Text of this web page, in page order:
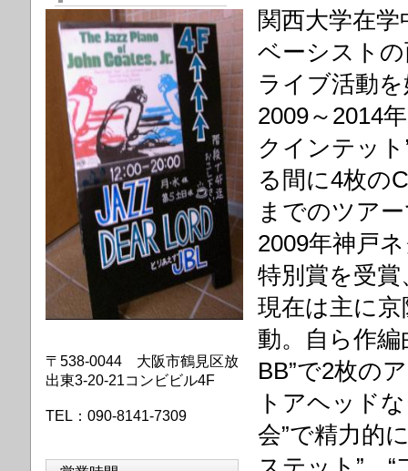
関西大学在
ベーシスト
ライブ活動
2009～2014
クインテッ
る間に4枚の
までのツア
2009年神戸
特別賞を受
現在は主に
動。自ら作
BB”で2枚の
トアヘッド
会”で精力的
〒538-0044 大阪市鶴見区放
出東3-20-21コンビビル4F
TEL：090-8141-7309